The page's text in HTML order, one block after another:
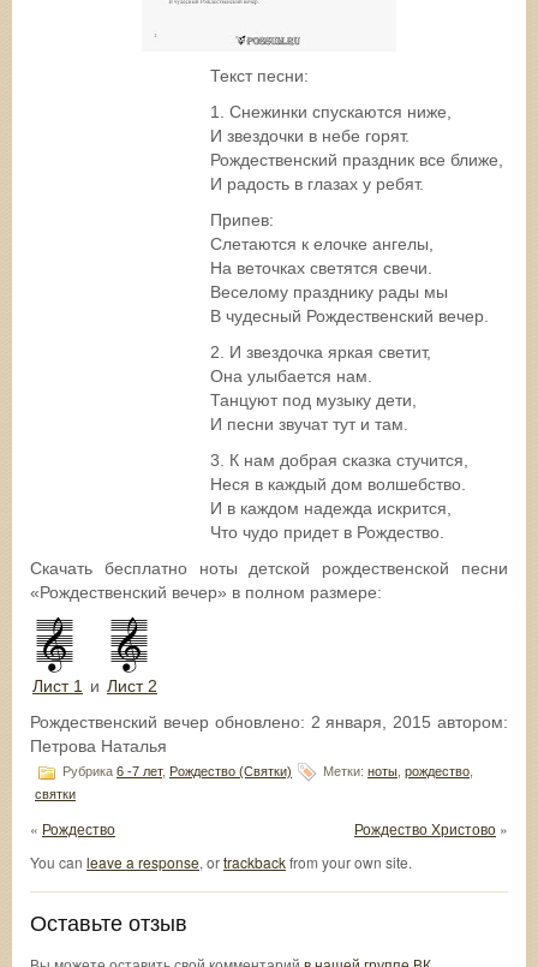
Текст песни:
1. Снежинки спускаются ниже,
И звездочки в небе горят.
Рождественский праздник все ближе,
И радость в глазах у ребят.
Припев:
Слетаются к елочке ангелы,
На веточках светятся свечи.
Веселому празднику рады мы
В чудесный Рождественский вечер.
2. И звездочка яркая светит,
Она улыбается нам.
Танцуют под музыку дети,
И песни звучат тут и там.
3. К нам добрая сказка стучится,
Неся в каждый дом волшебство.
И в каждом надежда искрится,
Что чудо придет в Рождество.
Скачать бесплатно ноты детской рождественской песни
«Рождественский вечер» в полном размере:
Лист 1 и Лист 2
Рождественский вечеробновлено: 2 января, 2015 автором:
Петрова Наталья
Рубрика 6 -7 лет, Рождество (Святки) Метки: ноты рождество
святки
« Рождество Рождество Христово »
You can leave a response, ortrackbackfrom your own site.
Оставьте отзыв